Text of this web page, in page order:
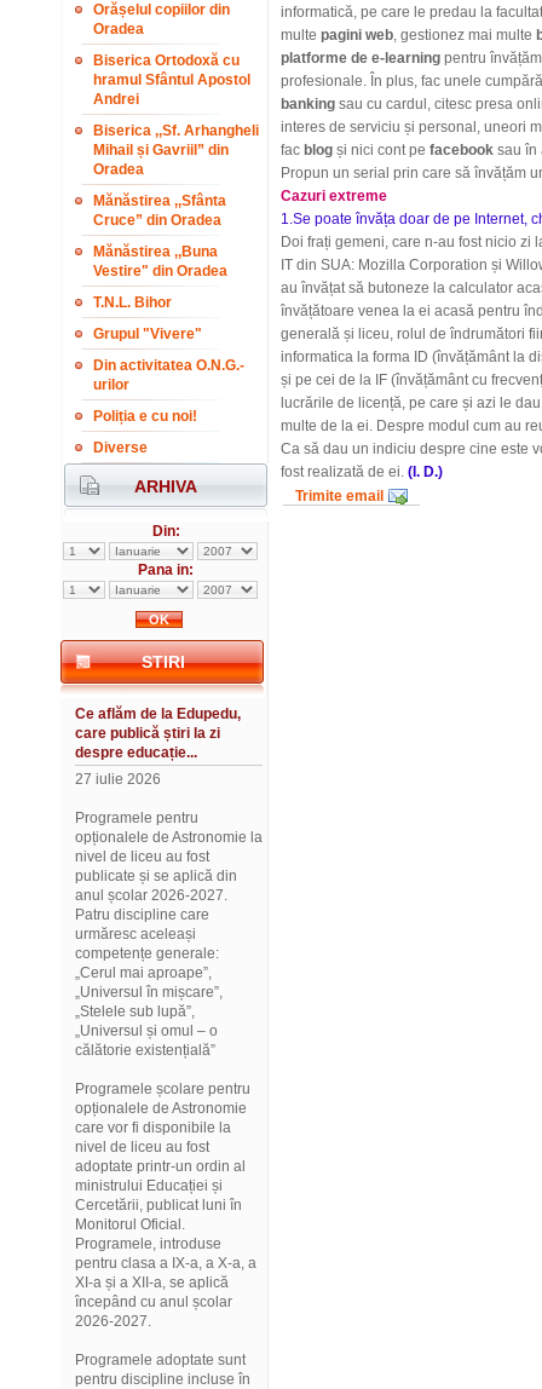
Orășelul copiilor din
Oradea
Biserica Ortodoxă cu
hramul Sfântul Apostol
Andrei
Biserica ,,Sf. Arhangheli
Mihail și Gavriil” din
Oradea
Mănăstirea ,,Sfânta
Cruce” din Oradea
Mănăstirea ,,Buna
Vestire" din Oradea
T.N.L. Bihor
Grupul "Vivere"
Din activitatea O.N.G.-
urilor
Poliția e cu noi!
Diverse
ARHIVA
Din:
Pana in:
STIRI
Ce aflăm de la Edupedu,
care publică știri la zi
despre educație...
27 iulie 2026
Programele pentru
opționalele de Astronomie la
nivel de liceu au fost
publicate și se aplică din
anul școlar 2026-2027.
Patru discipline care
urmăresc aceleași
competențe generale:
„Cerul mai aproape”,
„Universul în mișcare”,
„Stelele sub lupă”,
„Universul și omul – o
călătorie existențială”
Programele școlare pentru
opționalele de Astronomie
care vor fi disponibile la
nivel de liceu au fost
adoptate printr-un ordin al
ministrului Educației și
Cercetării, publicat luni în
Monitorul Oficial.
Programele, introduse
pentru clasa a IX-a, a X-a, a
XI-a și a XII-a, se aplică
începând cu anul școlar
2026-2027.
Programele adoptate sunt
pentru discipline incluse în
informatică, pe care le predau la
multe pagini web, gestionez mai multe
platforme de e-learning pentru
profesionale. În plus, fac unele
banking sau cu cardul, citesc presa
interes de serviciu și personal, uneori
fac blog și nici cont pe facebook sau în
Propun un serial prin care să învățăm
Cazuri extreme
1.Se poate învăța doar de pe Internet,
Doi frați gemeni, care n-au fost nicio zi
IT din SUA: Mozilla Corporation și
au învățat să butoneze la calculator
învățătoare venea la ei acasă pentru
generală și liceu, rolul de îndrumători
informatica la forma ID (învățământ la
și pe cei de la IF (învățământ cu
lucrările de licență, pe care și azi le
multe de la ei. Despre modul cum au
Ca să dau un indiciu despre cine este
fost realizată de ei. (I. D.)
Trimite email